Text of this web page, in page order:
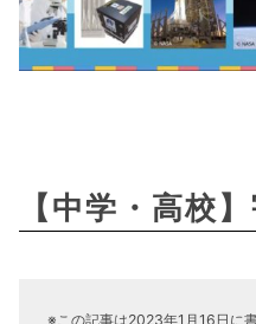
【中学・高校
※この記事は2023年1月16日 に